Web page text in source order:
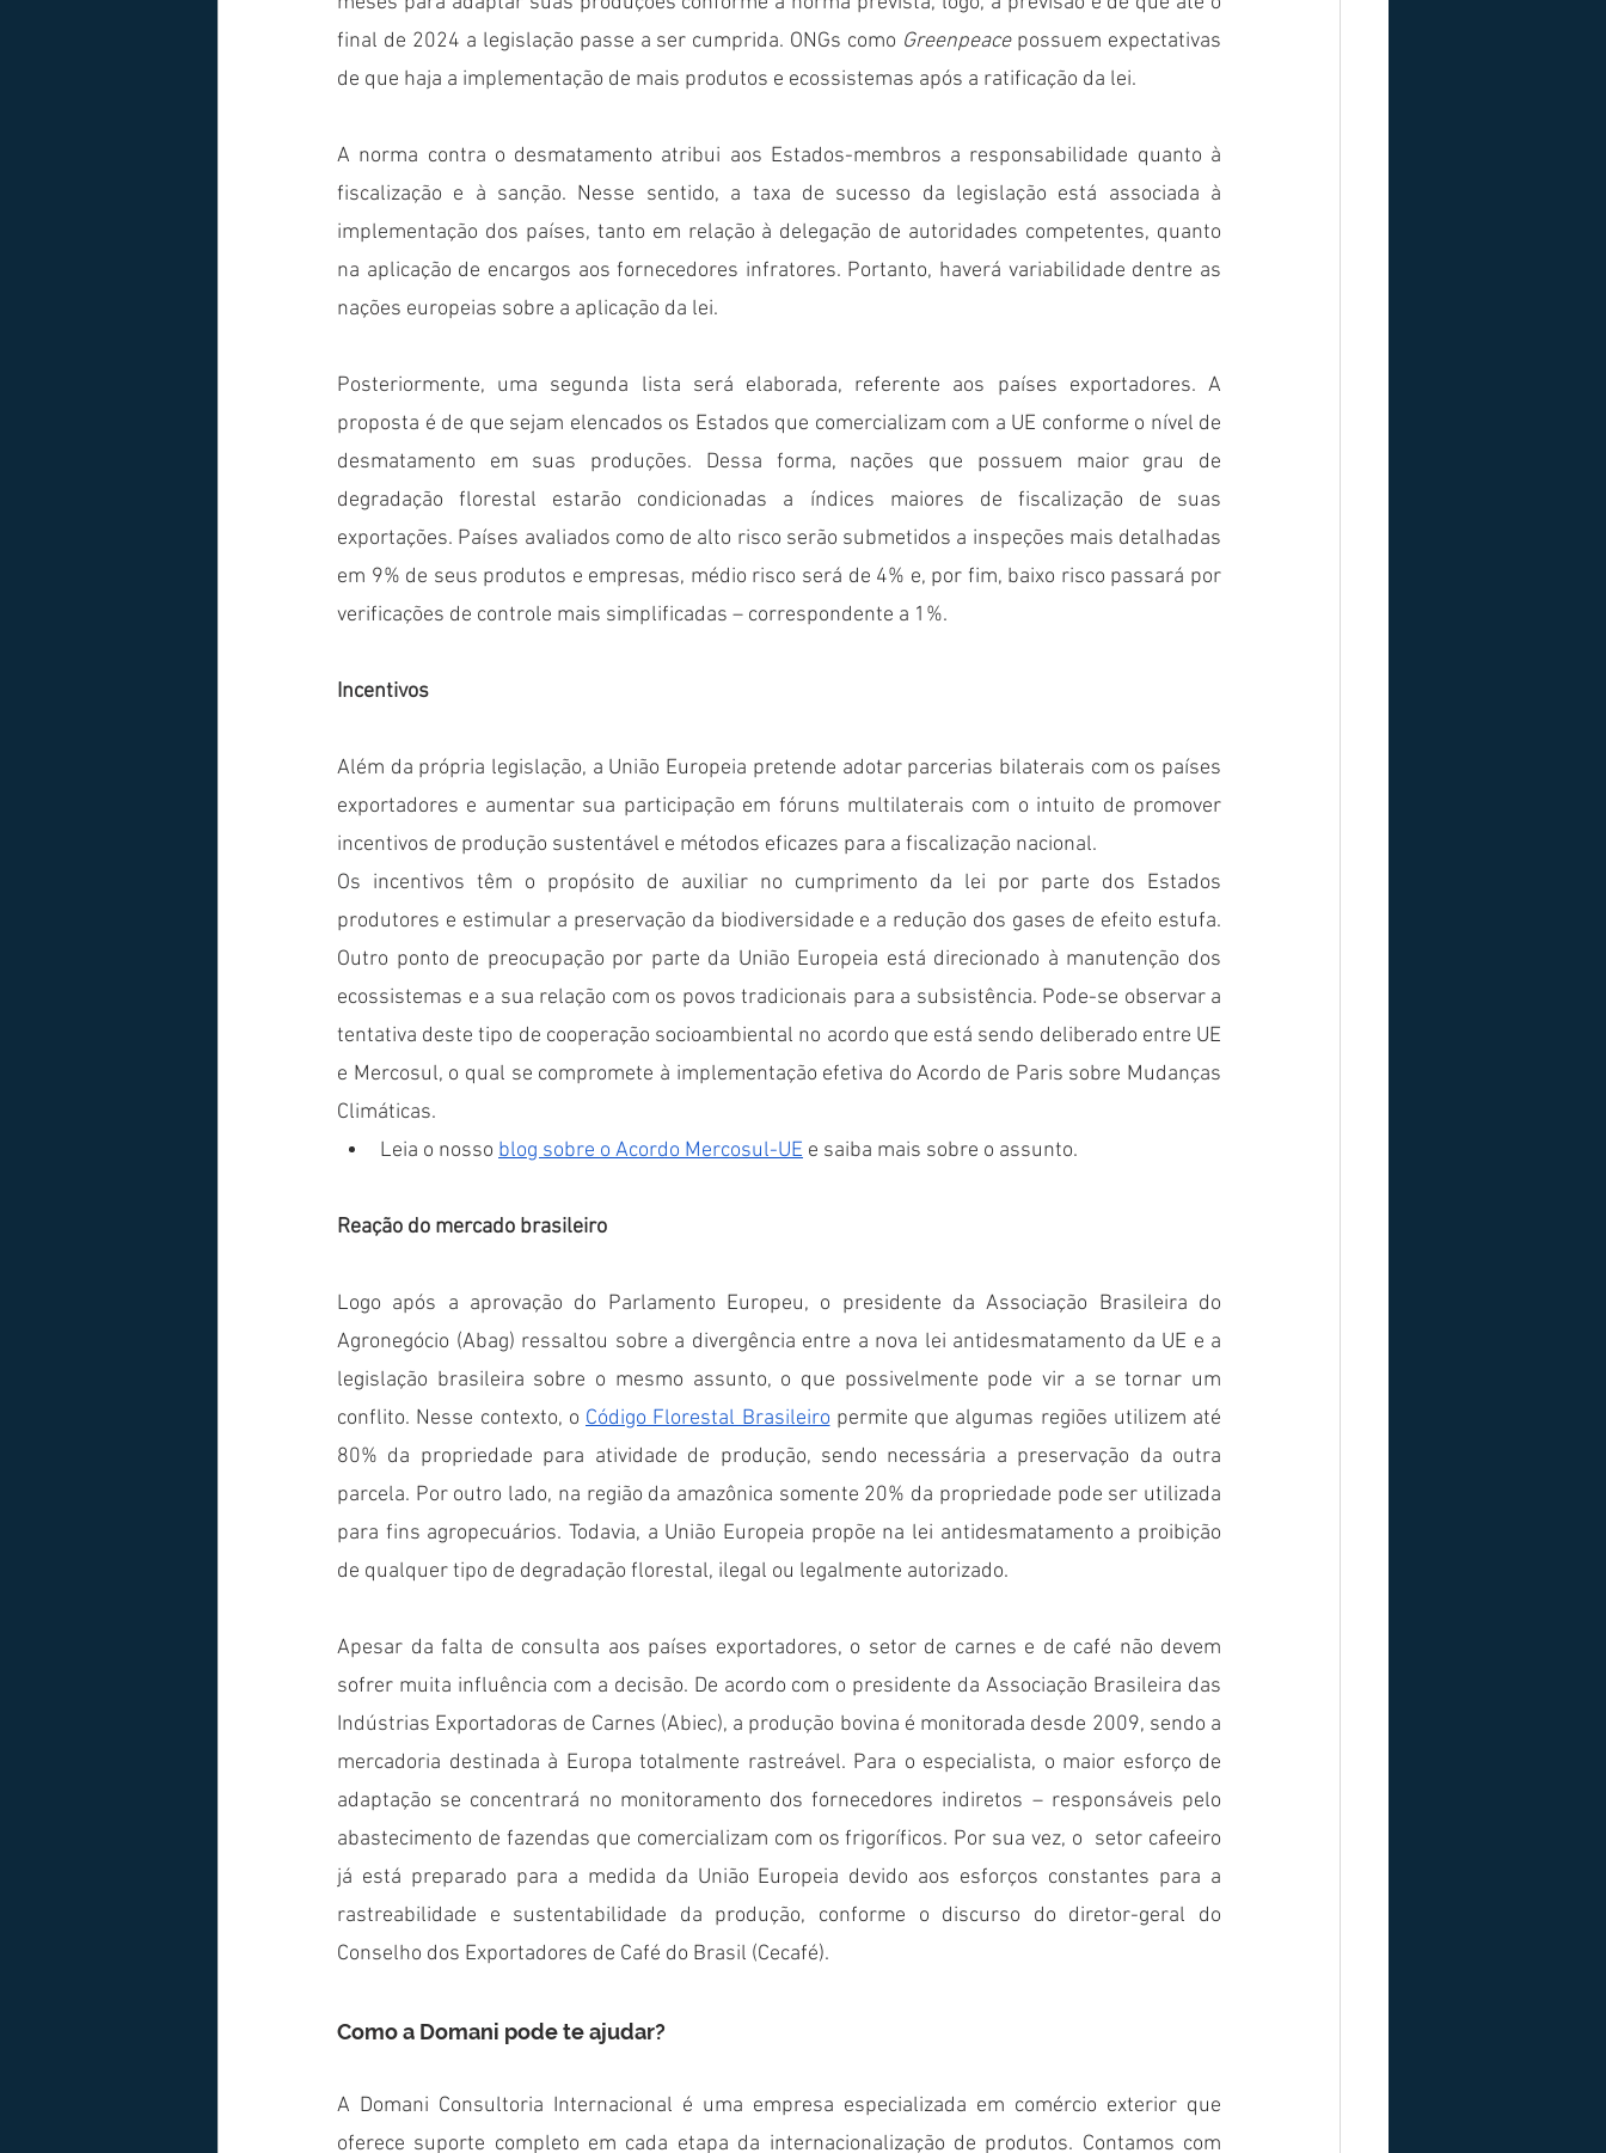
final de 2024 a legislação passe a ser cumprida. ONGs como Greenpeace possuem expectativas
de que haja a implementação de mais produtos e ecossistemas após a ratificação da lei.
A norma contra o desmatamento atribui aos Estados-membros a responsabilidade quanto à
fiscalização e à sanção. Nesse sentido, a taxa de sucesso da legislação está associada à
implementação dos países, tanto em relação à delegação de autoridades competentes, quanto
na aplicação de encargos aos fornecedores infratores. Portanto, haverá variabilidade dentre as
nações europeias sobre a aplicação da lei.
Posteriormente, uma segunda lista será elaborada, referente aos países exportadores. A
proposta é de que sejam elencados os Estados que comercializam com a UE conforme o nível de
desmatamento em suas produções. Dessa forma, nações que possuem maior grau de
degradação florestal estarão condicionadas a índices maiores de fiscalização de suas
exportações. Países avaliados como de alto risco serão submetidos a inspeções mais detalhadas
em 9% de seus produtos e empresas, médio risco será de 4% e, por fim, baixo risco passará por
verificações de controle mais simplificadas – correspondente a 1%.
Incentivos
Além da própria legislação, a União Europeia pretende adotar parcerias bilaterais com os países
exportadores e aumentar sua participação em fóruns multilaterais com o intuito de promover
incentivos de produção sustentável e métodos eficazes para a fiscalização nacional.
Os incentivos têm o propósito de auxiliar no cumprimento da lei por parte dos Estados
produtores e estimular a preservação da biodiversidade e a redução dos gases de efeito estufa.
Outro ponto de preocupação por parte da União Europeia está direcionado à manutenção dos
ecossistemas e a sua relação com os povos tradicionais para a subsistência. Pode-se observar a
tentativa deste tipo de cooperação socioambiental no acordo que está sendo deliberado entre UE
e Mercosul, o qual se compromete à implementação efetiva do Acordo de Paris sobre Mudanças
Climáticas.
Leia o nosso blog sobre o Acordo Mercosul-UE e saiba mais sobre o assunto.
Reação do mercado brasileiro
Logo após a aprovação do Parlamento Europeu, o presidente da Associação Brasileira do
Agronegócio (Abag) ressaltou sobre a divergência entre a nova lei antidesmatamento da UE e a
legislação brasileira sobre o mesmo assunto, o que possivelmente pode vir a se tornar um
conflito. Nesse contexto, o Código Florestal Brasileiro permite que algumas regiões utilizem até
80% da propriedade para atividade de produção, sendo necessária a preservação da outra
parcela. Por outro lado, na região da amazônica somente 20% da propriedade pode ser utilizada
para fins agropecuários. Todavia, a União Europeia propõe na lei antidesmatamento a proibição
de qualquer tipo de degradação florestal, ilegal ou legalmente autorizado.
Apesar da falta de consulta aos países exportadores, o setor de carnes e de café não devem
sofrer muita influência com a decisão. De acordo com o presidente da Associação Brasileira das
Indústrias Exportadoras de Carnes (Abiec), a produção bovina é monitorada desde 2009, sendo a
mercadoria destinada à Europa totalmente rastreável. Para o especialista, o maior esforço de
adaptação se concentrará no monitoramento dos fornecedores indiretos – responsáveis pelo
abastecimento de fazendas que comercializam com os frigoríficos. Por sua vez, o  setor cafeeiro
já está preparado para a medida da União Europeia devido aos esforços constantes para a
rastreabilidade e sustentabilidade da produção, conforme o discurso do diretor-geral do
Conselho dos Exportadores de Café do Brasil (Cecafé).
Como a Domani pode te ajudar?
A Domani Consultoria Internacional é uma empresa especializada em comércio exterior que
oferece suporte completo em cada etapa da internacionalização de produtos. Contamos com